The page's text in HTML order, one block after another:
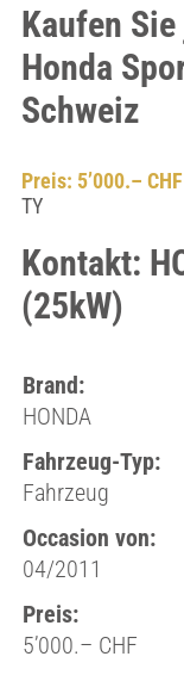
Kaufen
Honda
Schweiz
Preis: 5’000.– CHF
TY
Kontakt:
(25kW)
Brand:
HONDA
Fahrzeug-Typ:
Fahrzeug
Occasion von:
04/2011
Preis:
5’000.– CHF